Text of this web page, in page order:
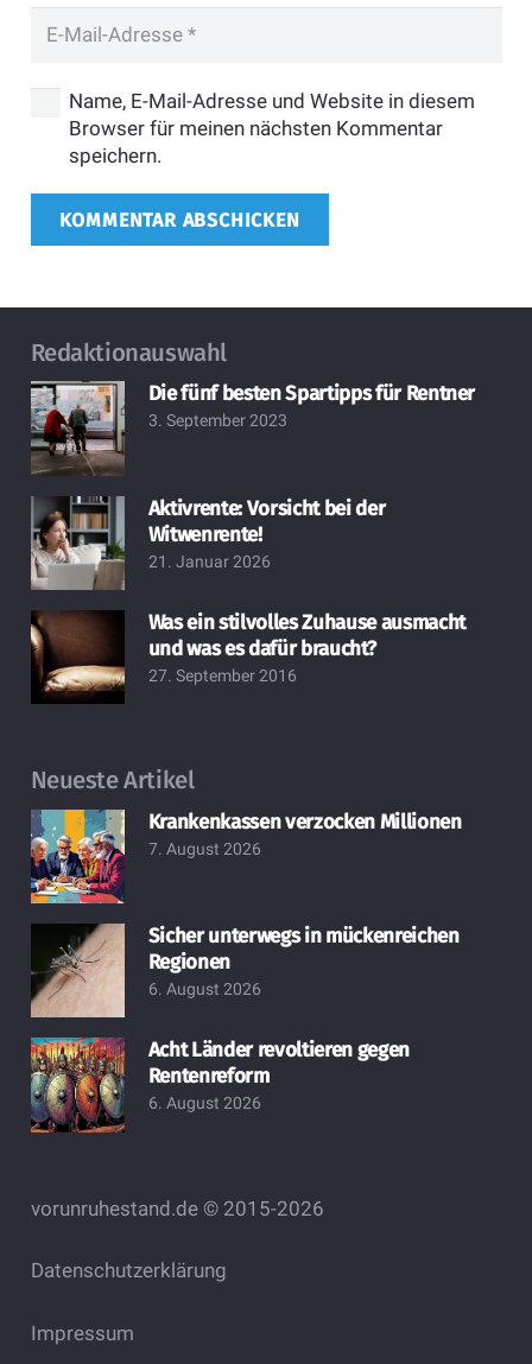
Name, E-Mail-Adresse und Website in diesem
Browser für meinen nächsten Kommentar
speichern.
KOMMENTAR ABSCHICKEN
Redaktionauswahl
Die fünf besten Spartipps für Rentner
3. September 2023
Aktivrente: Vorsicht bei der
Witwenrente!
21. Januar 2026
Was ein stilvolles Zuhause ausmacht
und was es dafür braucht?
27. September 2016
Neueste Artikel
Krankenkassen verzocken Millionen
7. August 2026
Sicher unterwegs in mückenreichen
Regionen
6. August 2026
Acht Länder revoltieren gegen
Rentenreform
6. August 2026
vorunruhestand.de © 2015-2026
Datenschutzerklärung
Impressum